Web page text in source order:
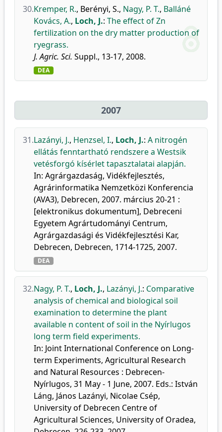
30.Kremper, R., Berényi, S., Nagy, P. T., Balláné
Kovács, A., Loch, J.: The effect of Zn
fertilization on the dry matter production of
ryegrass.
J. Agric. Sci. Suppl., 13-17, 2008.
DEA
2007
31.Lazányi, J., Henzsel, I., Loch, J.: A nitrogén
ellátás fenntartható rendszere a Westsik
vetésforgó kísérlet tapasztalatai alapján.
In: Agrárgazdaság, Vidékfejlesztés,
Agrárinformatika Nemzetközi Konferencia
(AVA3), Debrecen, 2007. március 20-21 :
[elektronikus dokumentum], Debreceni
Egyetem Agrártudományi Centrum,
Agrárgazdasági és Vidékfejlesztési Kar,
Debrecen, Debrecen, 1714-1725, 2007.
DEA
32.Nagy, P. T., Loch, J., Lazányi, J.: Comparative
analysis of chemical and biological soil
examination to determine the plant
available n content of soil in the Nyírlugos
long term field experiments.
In: Joint International Conference on Long-
term Experiments, Agricultural Research
and Natural Resources : Debrecen-
Nyírlugos, 31 May - 1 June, 2007. Eds.: István
Láng, János Lazányi, Nicolae Csép,
University of Debrecen Centre of
Agricultural Sciences, University of Oradea,